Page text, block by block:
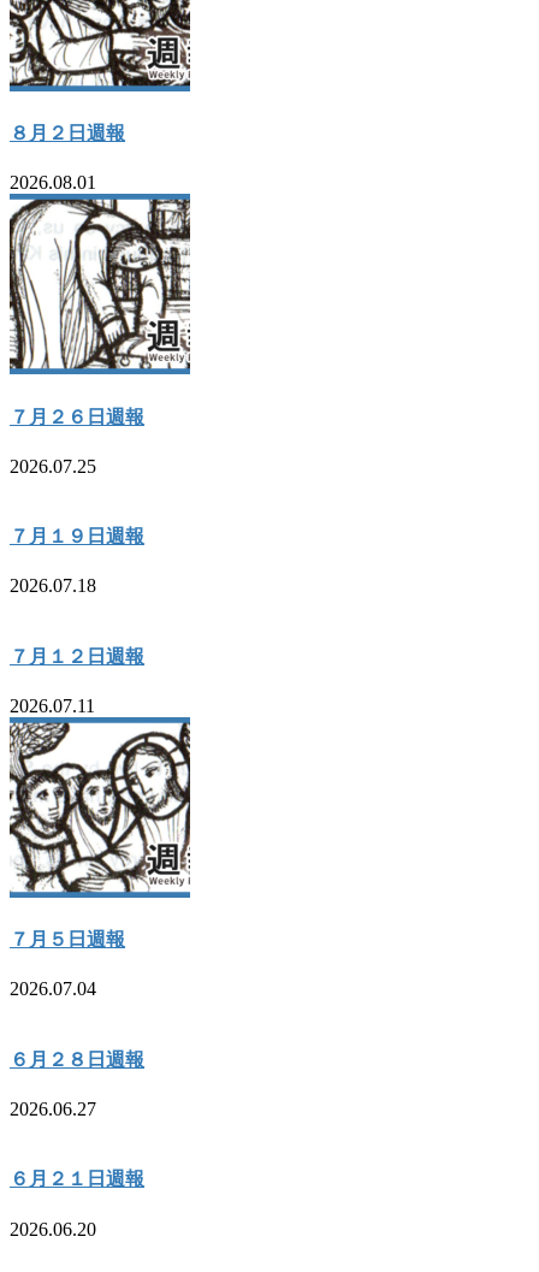
８月２日週報
2026.08.01
７月２６日週報
2026.07.25
７月１９日週報
2026.07.18
７月１２日週報
2026.07.11
７月５日週報
2026.07.04
６月２８日週報
2026.06.27
６月２１日週報
2026.06.20